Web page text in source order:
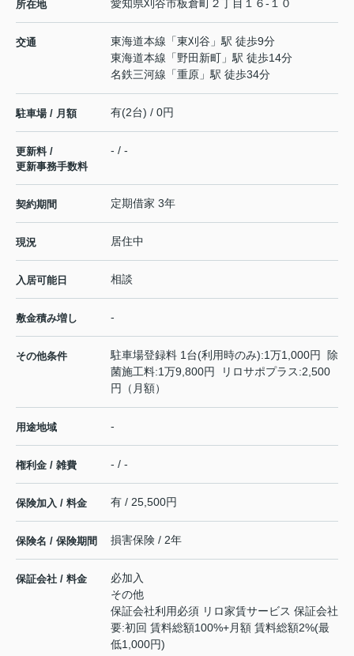
所在地 愛知県刈谷市板倉町２丁目１６-１０
交通 東海道本線 「東刈谷 」駅 徒歩9分
東海道本線 「野田新町 」駅 徒歩14分
名鉄三河線 「重原 」駅 徒歩34分
駐車場 / 月額 有(2台) / 0円
更新料 /
更新事務手数料
- / -
契約期間 定期借家 3年
現況 居住中
入居可能日 相談
敷金積み増し -
その他条件
駐車場登録料 1台(利用時のみ):1万1,000円 除
菌施工料:1万9,800円 リロサポプラス:2,500
円（月額）
用途地域 -
権利金 / 雑費 - / -
保険加入 / 料金 有 / 25,500円
保険名 / 保険期間 損害保険 / 2年
保証会社 / 料金
必加入
その他
保証会社利用必須 リロ家賃サービス 保証会社
要:初回 賃料総額100%+月額 賃料総額2%(最
低1,000円)